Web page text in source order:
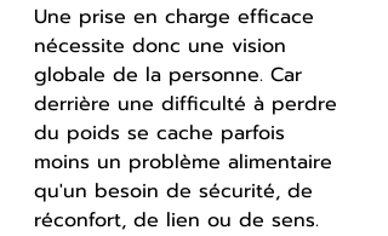
Une prise en charge efficace
nécessite donc une vision
globale de la personne. Car
derrière une difficulté à perdre
du poids se cache parfois
moins un problème alimentaire
qu'un besoin de sécurité, de
réconfort, de lien ou de sens.